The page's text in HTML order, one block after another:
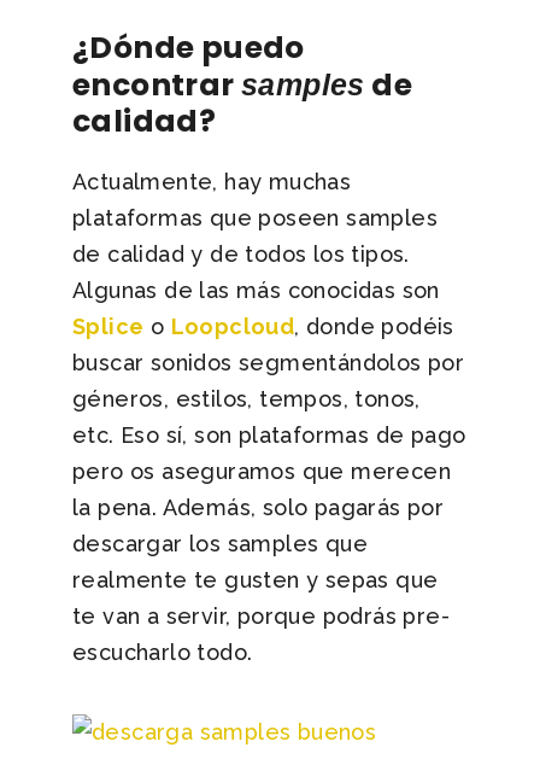
¿Dónde puedo
encontrar samples de
calidad?
Actualmente, hay muchas
plataformas que poseen samples
de calidad y de todos los tipos.
Algunas de las más conocidas son
Splice o Loopcloud, donde podéis
buscar sonidos segmentándolos por
géneros, estilos, tempos, tonos,
etc. Eso sí, son plataformas de pago
pero os aseguramos que merecen
la pena. Además, solo pagarás por
descargar los samples que
realmente te gusten y sepas que
te van a servir, porque podrás pre-
escucharlo todo.